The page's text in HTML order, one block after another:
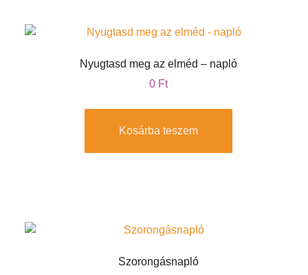
Nyugtasd meg az elméd – napló
0 Ft
Kosárba teszem
Szorongásnapló